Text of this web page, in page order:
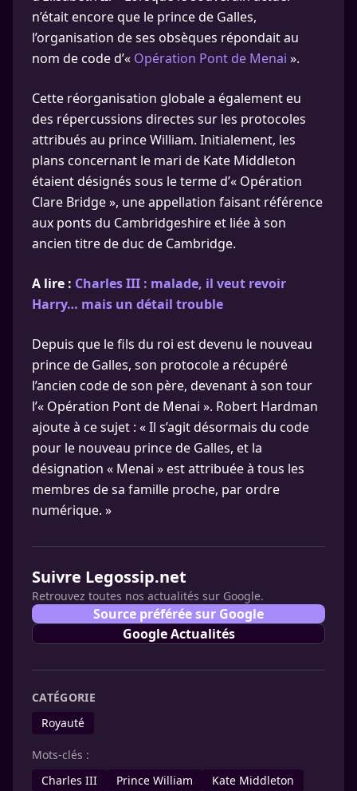
n’était encore que le prince de Galles,
l’organisation de ses obsèques répondait au
nom de code d’« Opération Pont de Menai ».
Cette réorganisation globale a également eu
des répercussions directes sur les protocoles
attribués au prince William. Initialement, les
plans concernant le mari de Kate Middleton
étaient désignés sous le terme d’« Opération
Clare Bridge », une appellation faisant référence
aux ponts du Cambridgeshire et liée à son
ancien titre de duc de Cambridge.
A lire : Charles III : malade, il veut revoir
Harry… mais un détail trouble
Depuis que le fils du roi est devenu le nouveau
prince de Galles, son protocole a récupéré
l’ancien code de son père, devenant à son tour
l’« Opération Pont de Menai ». Robert Hardman
ajoute à ce sujet : « Il s’agit désormais du code
pour le nouveau prince de Galles, et la
désignation « Menai » est attribuée à tous les
membres de sa famille proche, par ordre
numérique. »
Suivre Legossip.net
Retrouvez toutes nos actualités sur Google.
Source préférée sur Google
Google Actualités
CATÉGORIE
Royauté
Mots-clés :
Charles III
Prince William
Kate Middleton